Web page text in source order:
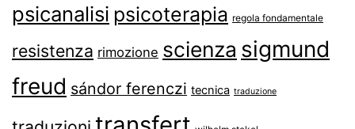
psicanalisi psicoterapia regola fondamentale
resistenza rimozione scienza sigmund
freud sándor ferenczi tecnica traduzione